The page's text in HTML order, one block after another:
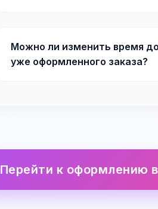
Можно ли изменить время
уже оформленного заказа?
Перейти к оформлению